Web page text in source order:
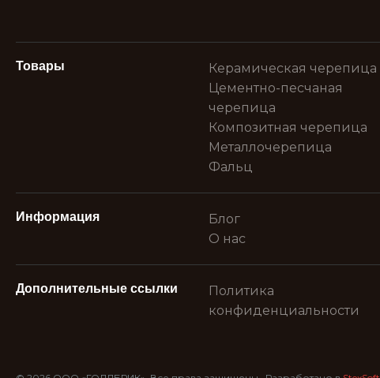
Товары
Керамическая черепица
Цементно-песчаная
черепица
Композитная черепица
Металлочерепица
Фальц
Информация
Блог
О нас
Дополнительные ссылки
Политика
конфиденциальности